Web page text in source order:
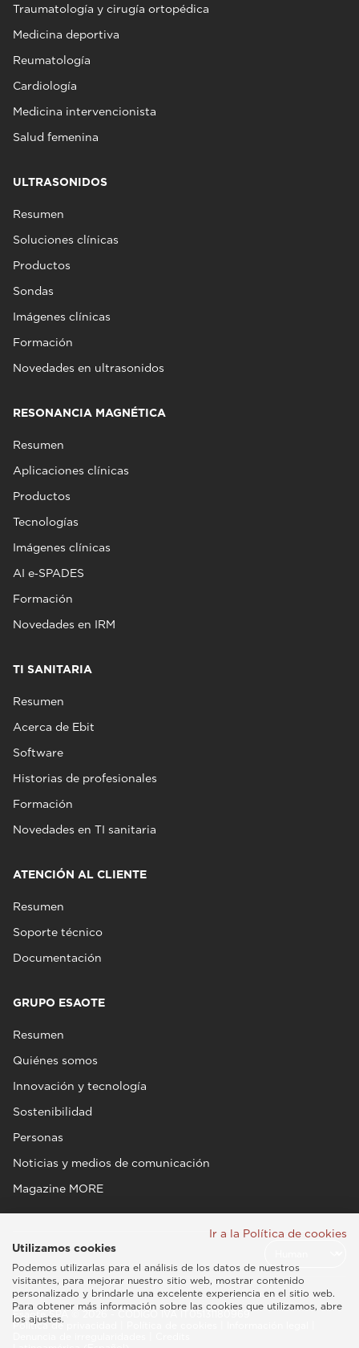
Traumatología y cirugía ortopédica
Medicina deportiva
Reumatología
Cardiología
Medicina intervencionista
Salud femenina
ULTRASONIDOS
Resumen
Soluciones clínicas
Productos
Sondas
Imágenes clínicas
Formación
Novedades en ultrasonidos
RESONANCIA MAGNÉTICA
Resumen
Aplicaciones clínicas
Productos
Tecnologías
Imágenes clínicas
AI e‑SPADES
Formación
Novedades en IRM
TI SANITARIA
Resumen
Acerca de Ebit
Software
Historias de profesionales
Formación
Novedades en TI sanitaria
ATENCIÓN AL CLIENTE
Resumen
Soporte técnico
Documentación
GRUPO ESAOTE
Resumen
Quiénes somos
Innovación y tecnología
Sostenibilidad
Personas
Noticias y medios de comunicación
Magazine MORE
Esaote SPA © 2026 - CÓDIGO IVA IT05131180969
Política de privacidad
Ir a la Política de cookies
Utilizamos cookies
Podemos utilizarlas para el análisis de los datos de nuestros
visitantes, para mejorar nuestro sitio web, mostrar contenido
personalizado y brindarle una excelente experiencia en el sitio web.
Para obtener más información sobre las cookies que utilizamos, abre
los ajustes.